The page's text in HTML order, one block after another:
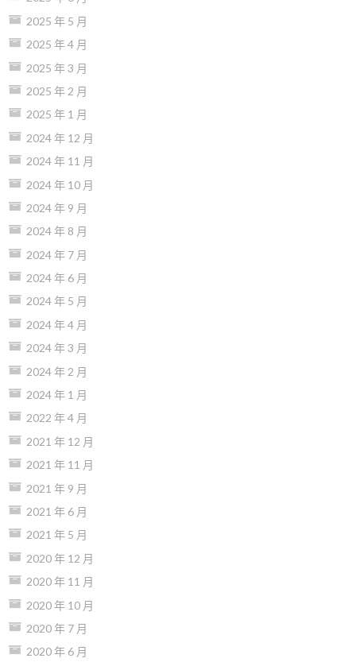
2025 年 5 月
2025 年 4 月
2025 年 3 月
2025 年 2 月
2025 年 1 月
2024 年 12 月
2024 年 11 月
2024 年 10 月
2024 年 9 月
2024 年 8 月
2024 年 7 月
2024 年 6 月
2024 年 5 月
2024 年 4 月
2024 年 3 月
2024 年 2 月
2024 年 1 月
2022 年 4 月
2021 年 12 月
2021 年 11 月
2021 年 9 月
2021 年 6 月
2021 年 5 月
2020 年 12 月
2020 年 11 月
2020 年 10 月
2020 年 7 月
2020 年 6 月